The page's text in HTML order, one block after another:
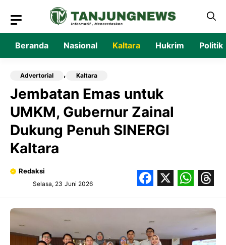
isi
Beranda Nasional Kaltara Hukrim Politik
Advertorial , Kaltara
Jembatan Emas untuk
UMKM, Gubernur Zainal
Dukung Penuh SINERGI
Kaltara
Redaksi
Selasa, 23 Juni 2026